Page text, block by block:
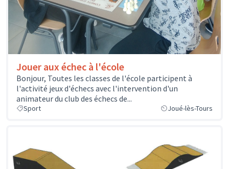
Jouer aux échec à l'école
Bonjour, Toutes les classes de l'école participent à
l'activité jeux d'échecs avec l'intervention d'un
animateur du club des échecs de...
Sport Joué-lès-Tours